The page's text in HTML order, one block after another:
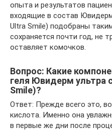
опыта и результатов
входящие в состав
Ultra Smile) подобраны
сохраняется почти год, не
оставляет комочков.
Вопрос: Какие
геля Ювидерм ультра
Smile)?
Ответ: Прежде всего это,
кислота. Именно она
в первые же дни после